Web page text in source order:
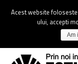
Acest website
ului, accepti
Am